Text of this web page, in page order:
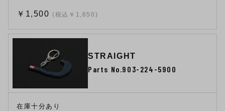
￥1,500 (税込￥1,650)
STRAIGHT
Parts No.903-224-5900
在庫十分あり